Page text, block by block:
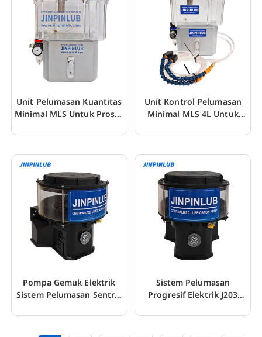
Unit Pelumasan Kuantitas
Minimal MLS Untuk Proses
Unit Kontrol Pelumasan
Minimal MLS 4L Untuk
Pompa Gemuk Elektrik
Sistem Pelumasan Sentral
Sistem Pelumasan
Progresif Elektrik J203